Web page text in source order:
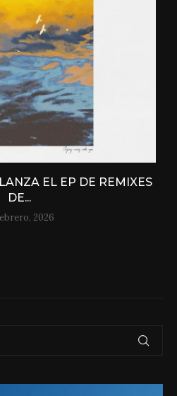
EL EP DE REMIXES
DE...
2026